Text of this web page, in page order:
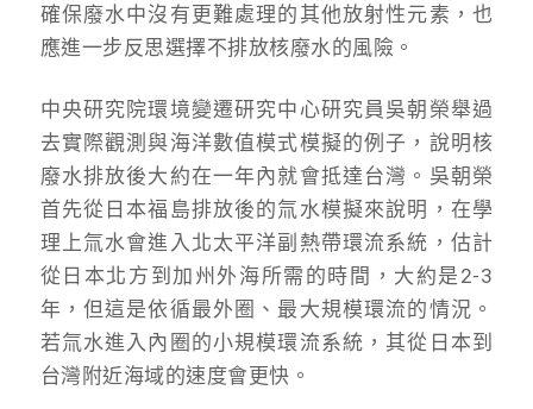
確保廢水中沒有更難處理的其他放射性元素，也
應進一步反思選擇不排放核廢水的風險。
中央研究院環境變遷研究中心研究員吳朝榮舉過
去實際觀測與海洋數值模式模擬的例子，說明核
廢水排放後大約在一年內就會抵達台灣。吳朝榮
首先從日本福島排放後的氚水模擬來說明，在學
理上氚水會進入北太平洋副熱帶環流系統，估計
從日本北方到加州外海所需的時間，大約是2-3
年，但這是依循最外圈、最大規模環流的情況。
若氚水進入內圈的小規模環流系統，其從日本到
台灣附近海域的速度會更快。